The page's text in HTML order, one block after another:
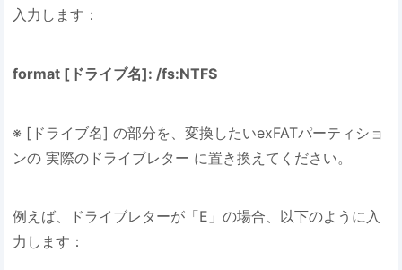
入力します：
format [ドライブ名]: /fs:NTFS
※ [ドライブ名] の部分を、変換したいexFATパーティショ
ンの 実際のドライブレター に置き換えてください。
例えば、ドライブレターが「E」の場合、以下のように入
力します：